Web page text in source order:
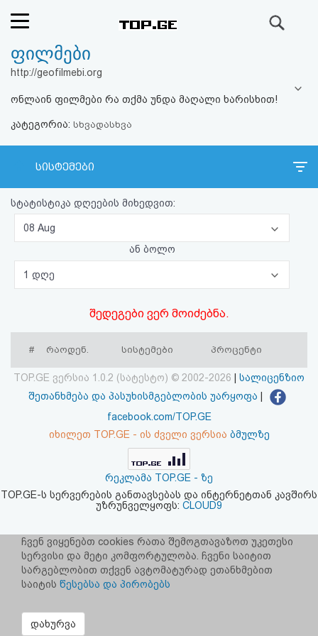
რეიტინგი
ფოსტა
კითხვა-
პასუხი
ავტორიზაცია
რეგისტრაცია
HTML
კოდი
სალიცენზიო
პასუხისმგებლობის
უარყოფა
ფილმები
http://geofilmebi.org
ონლაინ ფილმები რა თქმა უნდა მაღალი ხარისხით!
კატეგორია: სხვადასხვა
სისტემები
სტატისტიკა დღეების მიხედვით:
08 Aug
ან ბოლო
1 დღე
შედეგები ვერ მოიძებნა.
# რაოდენ. სისტემები პროცენტი
TOP.GE ვერსია 1.0.2 (სატესტო) © 2002-2026
სალიცენზიო
შეთანხმება და პასუხისმგებლობის უარყოფა
facebook.com/TOP.GE
იხილეთ TOP.GE - ის ძველი ვერსია ბმულზე
რეკლამა TOP.GE - ზე
TOP.GE-ს სერვერების განთავსებას და ინტერნეტთან კავშირს
უზრუნველყოფს: CLOUD9
ჩვენ ვიყენებთ cookies რათა შემოგთავაზოთ უკეთესი
სერვისი და მეტი კომფორტულობა. ჩვენი საიტით
სარგებლობით თქვენ ავტომატურად ეთანხმებით
საიტის წესებსა და პირობებს
დახურვა